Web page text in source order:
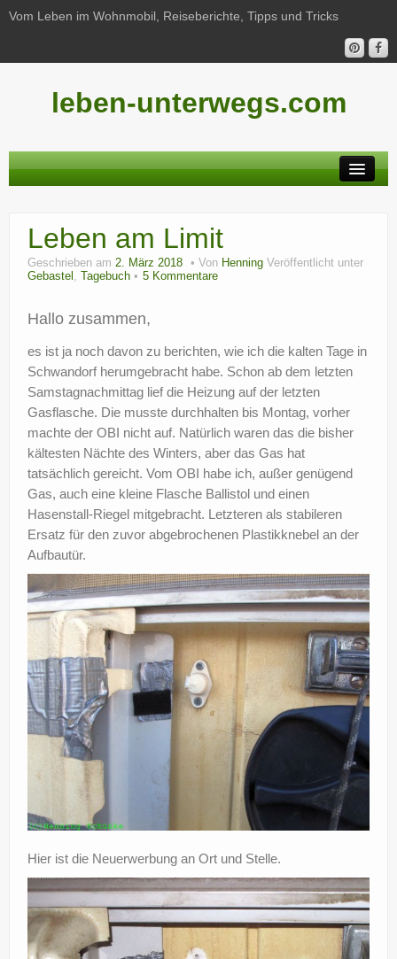
Vom Leben im Wohnmobil, Reiseberichte, Tipps und Tricks
leben-unterwegs.com
Reiseberichte
Unterwegs
Haushalt
Freizeit
Wohnmobil-Technik
?
Leben am Limit
Geschrieben am 2. März 2018 Von Henning Veröffentlicht unter
Gebastel , Tagebuch 5 Kommentare
Hallo zusammen,
es ist ja noch davon zu berichten, wie ich die kalten Tage in
Schwandorf herumgebracht habe. Schon ab dem letzten
Samstagnachmittag lief die Heizung auf der letzten
Gasflasche. Die musste durchhalten bis Montag, vorher
machte der OBI nicht auf. Natürlich waren das die bisher
kältesten Nächte des Winters, aber das Gas hat
tatsächlich gereicht. Vom OBI habe ich, außer genügend
Gas, auch eine kleine Flasche Ballistol und einen
Hasenstall-Riegel mitgebracht. Letzteren als stabileren
Ersatz für den zuvor abgebrochenen Plastikknebel an der
Aufbautür.
Hier ist die Neuerwerbung an Ort und Stelle.